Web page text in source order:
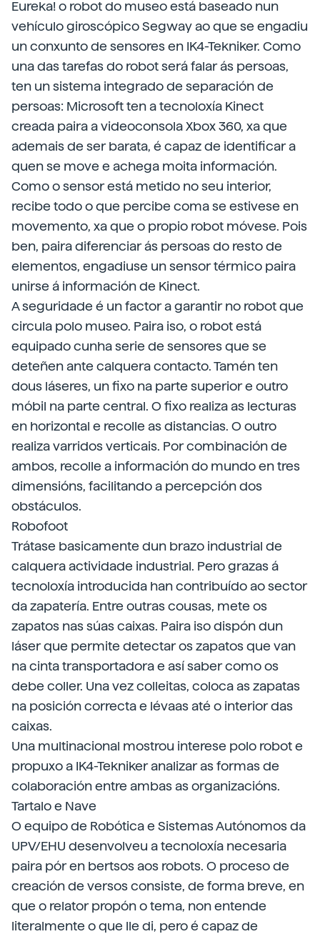
Eureka! o robot do museo está baseado nun
vehículo giroscópico Segway ao que se engadiu
un conxunto de sensores en IK4-Tekniker. Como
una das tarefas do robot será falar ás persoas,
ten un sistema integrado de separación de
persoas: Microsoft ten a tecnoloxía Kinect
creada paira a videoconsola Xbox 360, xa que
ademais de ser barata, é capaz de identificar a
quen se move e achega moita información.
Como o sensor está metido no seu interior,
recibe todo o que percibe coma se estivese en
movemento, xa que o propio robot móvese. Pois
ben, paira diferenciar ás persoas do resto de
elementos, engadiuse un sensor térmico paira
unirse á información de Kinect.
A seguridade é un factor a garantir no robot que
circula polo museo. Paira iso, o robot está
equipado cunha serie de sensores que se
deteñen ante calquera contacto. Tamén ten
dous láseres, un fixo na parte superior e outro
móbil na parte central. O fixo realiza as lecturas
en horizontal e recolle as distancias. O outro
realiza varridos verticais. Por combinación de
ambos, recolle a información do mundo en tres
dimensións, facilitando a percepción dos
obstáculos.
Robofoot
Trátase basicamente dun brazo industrial de
calquera actividade industrial. Pero grazas á
tecnoloxía introducida han contribuído ao sector
da zapatería. Entre outras cousas, mete os
zapatos nas súas caixas. Paira iso dispón dun
láser que permite detectar os zapatos que van
na cinta transportadora e así saber como os
debe coller. Una vez colleitas, coloca as zapatas
na posición correcta e lévaas até o interior das
caixas.
Una multinacional mostrou interese polo robot e
propuxo a IK4-Tekniker analizar as formas de
colaboración entre ambas as organizacións.
Tartalo e Nave
O equipo de Robótica e Sistemas Autónomos da
UPV/EHU desenvolveu a tecnoloxía necesaria
paira pór en bertsos aos robots. O proceso de
creación de versos consiste, de forma breve, en
que o relator propón o tema, non entende
literalmente o que lle di, pero é capaz de